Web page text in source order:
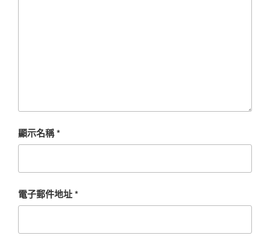
顯示名稱*
電子郵件地址*